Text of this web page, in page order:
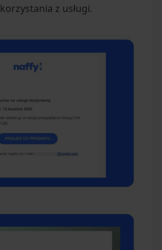
z usługi.